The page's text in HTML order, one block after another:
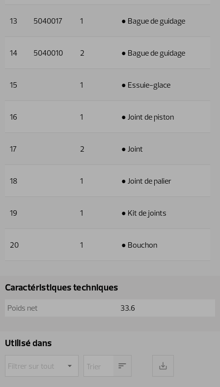
Caractéristiques techniques
Poids net 33.6
Utilisé dans
13 5040017 1 ● Bague de guidage
14 5040010 2 ● Bague de guidage
15 1 ● Essuie-glace
16 1 ● Joint de piston
17 2 ● Joint
18 1 ● Joint de palier
19 1 ● Kit de joints
20 1 ● Bouchon